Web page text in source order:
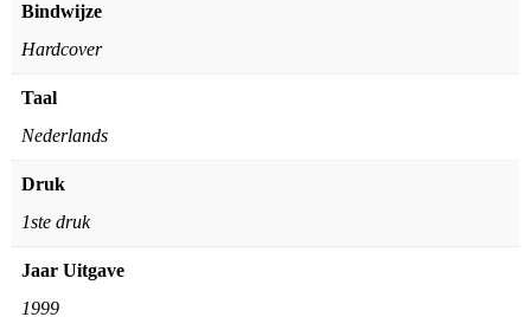
Bindwijze
Hardcover
Taal
Nederlands
Druk
1ste druk
Jaar Uitgave
1999